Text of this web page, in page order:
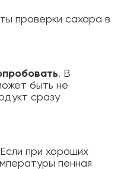
проверки сахара в
. В
быть не
сразу
Если при хороших
пенная